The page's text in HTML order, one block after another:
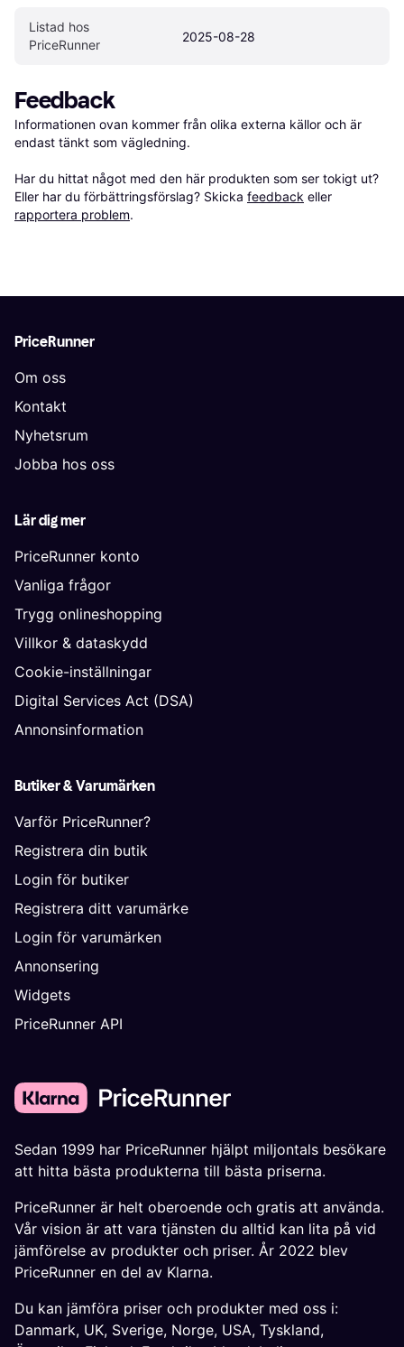
Listad hos
PriceRunner
2025-08-28
Feedback
Informationen ovan kommer från olika externa källor och är
endast tänkt som vägledning.
Har du hittat något med den här produkten som ser tokigt ut?
Eller har du förbättringsförslag? Skicka feedback eller
rapportera problem.
PriceRunner
Om oss
Kontakt
Nyhetsrum
Jobba hos oss
Lär dig mer
PriceRunner konto
Vanliga frågor
Trygg onlineshopping
Villkor & dataskydd
Cookie-inställningar
Digital Services Act (DSA)
Annonsinformation
Butiker & Varumärken
Varför PriceRunner?
Registrera din butik
Login för butiker
Registrera ditt varumärke
Login för varumärken
Annonsering
Widgets
PriceRunner API
Sedan 1999 har PriceRunner hjälpt miljontals besökare
att hitta bästa produkterna till bästa priserna.
PriceRunner är helt oberoende och gratis att använda.
Vår vision är att vara tjänsten du alltid kan lita på vid
jämförelse av produkter och priser. År 2022 blev
PriceRunner en del av Klarna.
Du kan jämföra priser och produkter med oss i:
Danmark, UK, Sverige, Norge, USA, Tyskland,